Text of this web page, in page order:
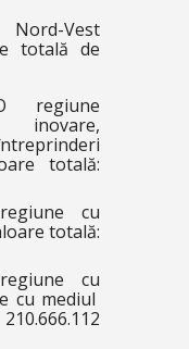
Vest
totală de
regiune
inovare,
totală:
cu
totală:
cu
cu mediul